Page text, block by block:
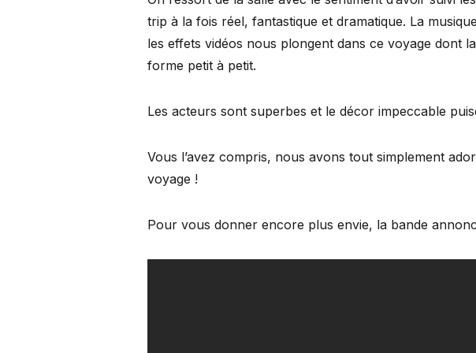
trip à la fois réel, fantastique et dramatique. La
les effets vidéos nous plongent dans ce voyage dont
forme petit à petit.
Les acteurs sont superbes et le décor impeccable
Vous l’avez compris, nous avons tout simplement
voyage !
Pour vous donner encore plus envie, la bande